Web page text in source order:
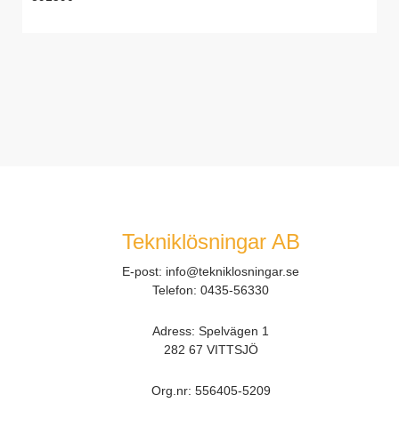
Tekniklösningar AB
E-post: info@tekniklosningar.se
Telefon: 0435-56330
Adress: Spelvägen 1
282 67 VITTSJÖ
Org.nr: 556405-5209